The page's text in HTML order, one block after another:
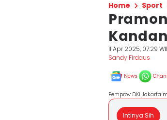
Home Sport
11 Apr 2025, 07:29
Sandy Firdaus
News
Pemprov DKI Jakarta
Intinya Sih